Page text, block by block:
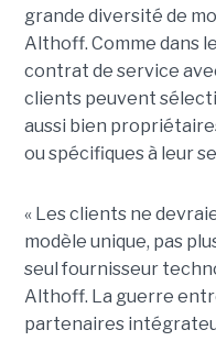
grande diversité de
Althoff. Comme dans
contrat de service
clients peuvent
aussi bien
ou spécifiques à leur
« Les clients ne
modèle unique, pas
seul fournisseur
Althoff. La guerre
partenaires